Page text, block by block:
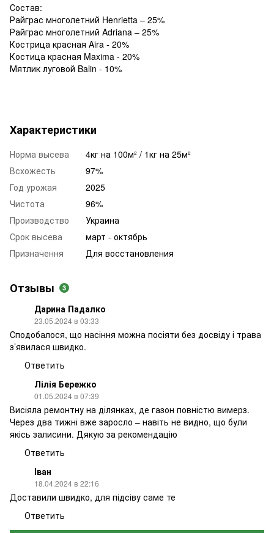
Состав:
Райграс многолетний Henrietta – 25%
Райграс многолетний Adriana – 25%
Кострица красная Aira - 20%
Костица красная Maxima - 20%
Мятлик луговой Balin - 10%
Характеристики
Норма высева
4кг на 100м² / 1кг на 25м²
Всхожесть
97%
Год урожая
2025
Чистота
96%
Производство
Украина
Срок высева
март - октябрь
Призначення
Для восстановления
Отзывы 3
Дарина Падалко
23.05.2024 в 03:33
Сподобалося, що насіння можна посіяти без досвіду і трава
з’явилася швидко.
Ответить
Лілія Бережко
01.05.2024 в 07:39
Висіяла ремонтну на ділянках, де газон повністю вимерз.
Через два тижні вже заросло – навіть не видно, що були
якісь залисини. Дякую за рекомендацію
Ответить
Іван
18.04.2024 в 22:16
Доставили швидко, для підсіву саме те
Ответить